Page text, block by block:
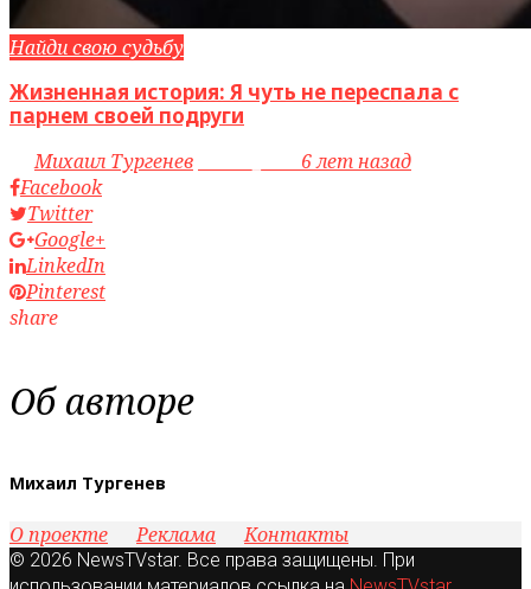
Найди свою судьбу
Жизненная история: Я чуть не переспала с
парнем своей подруги
byМихаил Тургенев
6 лет назад
Facebook
Twitter
Google+
LinkedIn
Pinterest
share
Об авторе
Михаил Тургенев
О проекте Реклама Контакты
© 2026 NewsTVstar. Все права защищены. При